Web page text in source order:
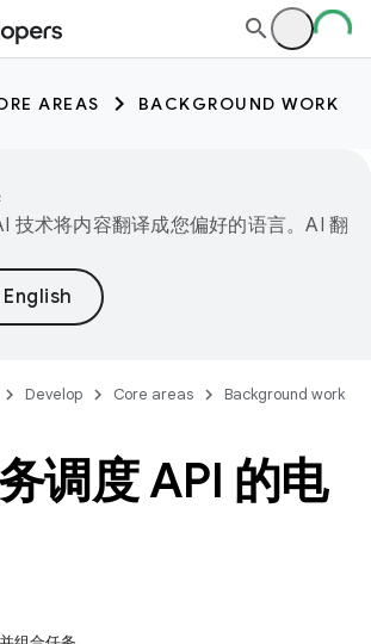
AREAS BACKGROUND WORK
技术将内容翻译成您偏好的语言。AI 翻
Develop Core areas
Background work
调度 API 的电